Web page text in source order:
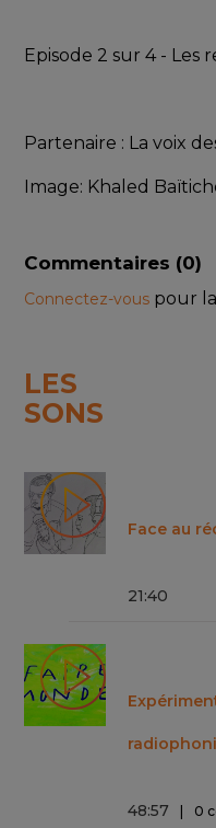
Episode 2 sur 4 - Les
Partenaire : La voix
Image: Khaled
Commentaires (0)
Connectez-vous pour
LES
SONS
Face au
21:40
48:57 0